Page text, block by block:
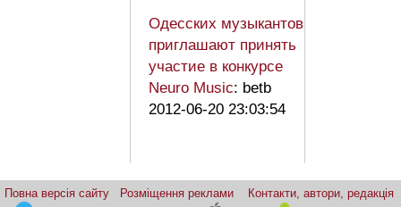
Одесских музыкантов
приглашают принять
участие в конкурсе
Neuro Music: betb
2012-06-20 23:03:54
Повна версія сайту Розміщення реклами
Контакти, автори, редакція